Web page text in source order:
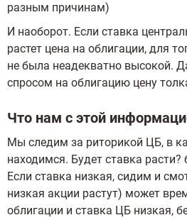
разным причинам)
И наоборот. Если ставка
растет цена на облигации, для
не была неадекватно высокой.
спросом на облигацию цену
Что нам с этой
Мы следим за риторикой ЦБ, в
находимся. Будет ставка расти?
Если ставка низкая, сидим и
низкая акции растут) может
облигации и ставка ЦБ низкая,